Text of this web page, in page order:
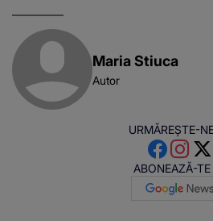
Maria Stiuca
Autor
URMĂREȘTE-
ABONEAZĂ-TE